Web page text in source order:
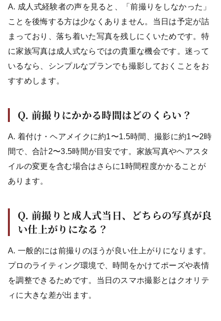
A. 成人式経験者の声を見ると、「前撮りをしなかった」
ことを後悔する方は少なくありません。当日は予定が詰
まっており、落ち着いた写真を残しにくいためです。特
に家族写真は成人式ならではの貴重な機会です。迷って
いるなら、シンプルなプランでも撮影しておくことをお
すすめします。
Q. 前撮りにかかる時間はどのくらい？
A. 着付け・ヘアメイクに約1〜1.5時間、撮影に約1〜2時
間で、合計2〜3.5時間が目安です。家族写真やヘアスタ
イルの変更を含む場合はさらに1時間程度かかることが
あります。
Q. 前撮りと成人式当日、どちらの写真が良
い仕上がりになる？
A. 一般的には前撮りのほうが良い仕上がりになります。
プロのライティング環境で、時間をかけてポーズや表情
を調整できるためです。当日のスマホ撮影とはクオリテ
ィに大きな差が出ます。